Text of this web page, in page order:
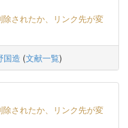
除されたか、リンク先が変
国造 (文献一覧)
除されたか、リンク先が変